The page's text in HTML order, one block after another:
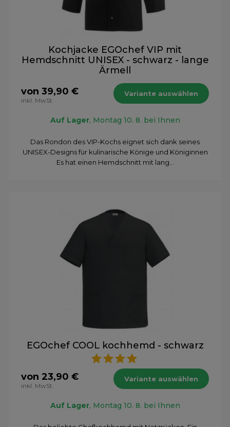
Kochjacke EGOchef VIP mit
Hemdschnitt UNISEX - schwarz - lange
Ärmell
von 39,90 €
inkl. MwSt.
Variante auswählen
Auf Lager, Montag 10. 8. bei Ihnen
Das Rondon des VIP-Kochs eignet sich dank seines
UNISEX-Designs für kulinarische Könige und Königinnen
Es hat einen Hemdschnitt mit lang...
EGOchef COOL kochhemd - schwarz
von 23,90 €
inkl. MwSt.
Variante auswählen
Auf Lager, Montag 10. 8. bei Ihnen